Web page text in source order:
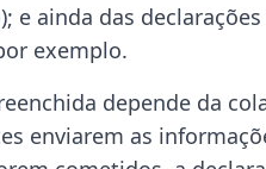
e ainda das
exemplo.
depende da
enviarem as